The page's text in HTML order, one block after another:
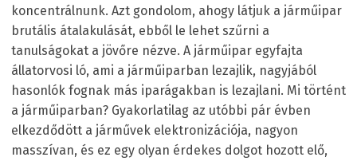
koncentrálnunk. Azt gondolom, ahogy látjuk a járműipar
brutális átalakulását, ebből le lehet szűrni a
tanulságokat a jövőre nézve. A járműipar egyfajta
állatorvosi ló, ami a járműiparban lezajlik, nagyjából
hasonlók fognak más iparágakban is lezajlani. Mi történt
a járműiparban? Gyakorlatilag az utóbbi pár évben
elkezdődött a járművek elektronizációja, nagyon
masszívan, és ez egy olyan érdekes dolgot hozott elő,